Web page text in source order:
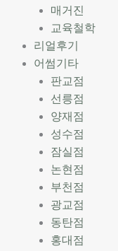
매거진
교육철학
리얼후기
어썸기타
판교점
선릉점
양재점
성수점
잠실점
논현점
부천점
광교점
동탄점
홍대점